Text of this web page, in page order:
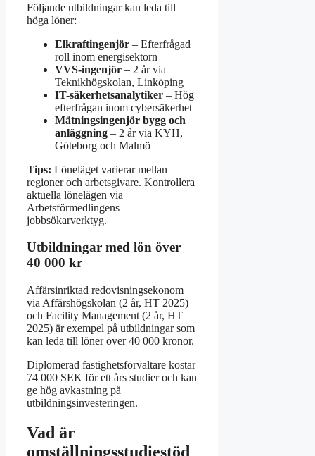
Följande utbildningar kan leda till
höga löner:
Elkraftingenjör – Efterfrågad
roll inom energisektorn
VVS-ingenjör – 2 år via
Teknikhögskolan, Linköping
IT-säkerhetsanalytiker – Hög
efterfrågan inom cybersäkerhet
Mätningsingenjör bygg och
anläggning – 2 år via KYH,
Göteborg och Malmö
Tips: Löneläget varierar mellan
regioner och arbetsgivare. Kontrollera
aktuella lönelägen via
Arbetsförmedlingens
jobbsökarverktyg.
Utbildningar med lön över
40 000 kr
Affärsinriktad redovisningsekonom
via Affärshögskolan (2 år, HT 2025)
och Facility Management (2 år, HT
2025) är exempel på utbildningar som
kan leda till löner över 40 000 kronor.
Diplomerad fastighetsförvaltare kostar
74 000 SEK för ett års studier och kan
ge hög avkastning på
utbildningsinvesteringen.
Vad är
omställningsstudiestöd